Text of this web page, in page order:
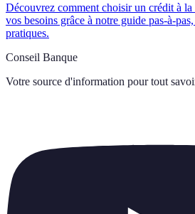
Découvrez comment choisir un crédit à la
vos besoins grâce à notre guide pas-à-
pratiques.
Conseil Banque
Votre source d'information pour tout